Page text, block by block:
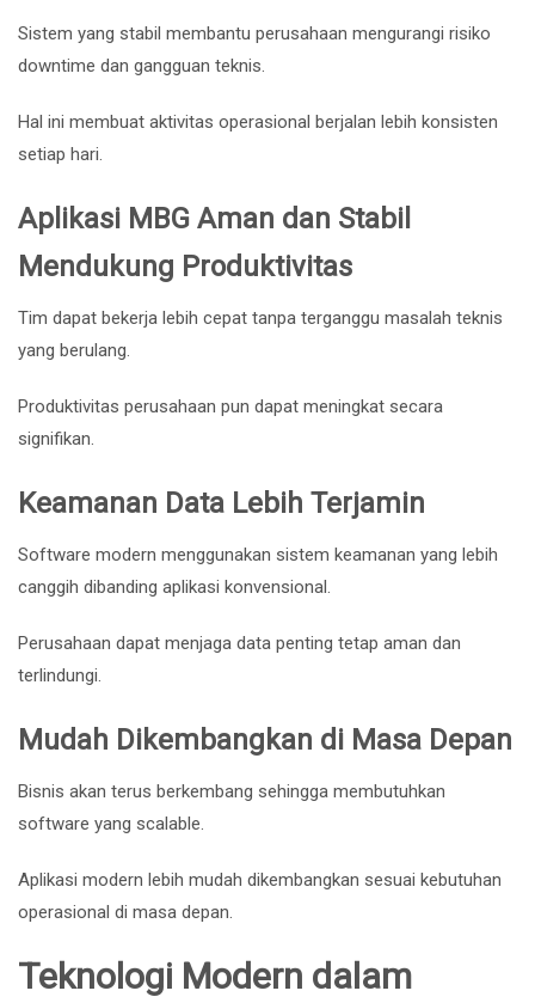
Sistem yang stabil membantu perusahaan mengurangi risiko
downtime dan gangguan teknis.
Hal ini membuat aktivitas operasional berjalan lebih konsisten
setiap hari.
Aplikasi MBG Aman dan Stabil
Mendukung Produktivitas
Tim dapat bekerja lebih cepat tanpa terganggu masalah teknis
yang berulang.
Produktivitas perusahaan pun dapat meningkat secara
signifikan.
Keamanan Data Lebih Terjamin
Software modern menggunakan sistem keamanan yang lebih
canggih dibanding aplikasi konvensional.
Perusahaan dapat menjaga data penting tetap aman dan
terlindungi.
Mudah Dikembangkan di Masa Depan
Bisnis akan terus berkembang sehingga membutuhkan
software yang scalable.
Aplikasi modern lebih mudah dikembangkan sesuai kebutuhan
operasional di masa depan.
Teknologi Modern dalam